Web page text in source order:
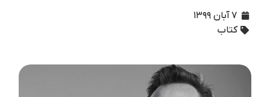
۷ آبان ۱۳۹۹
کتاب